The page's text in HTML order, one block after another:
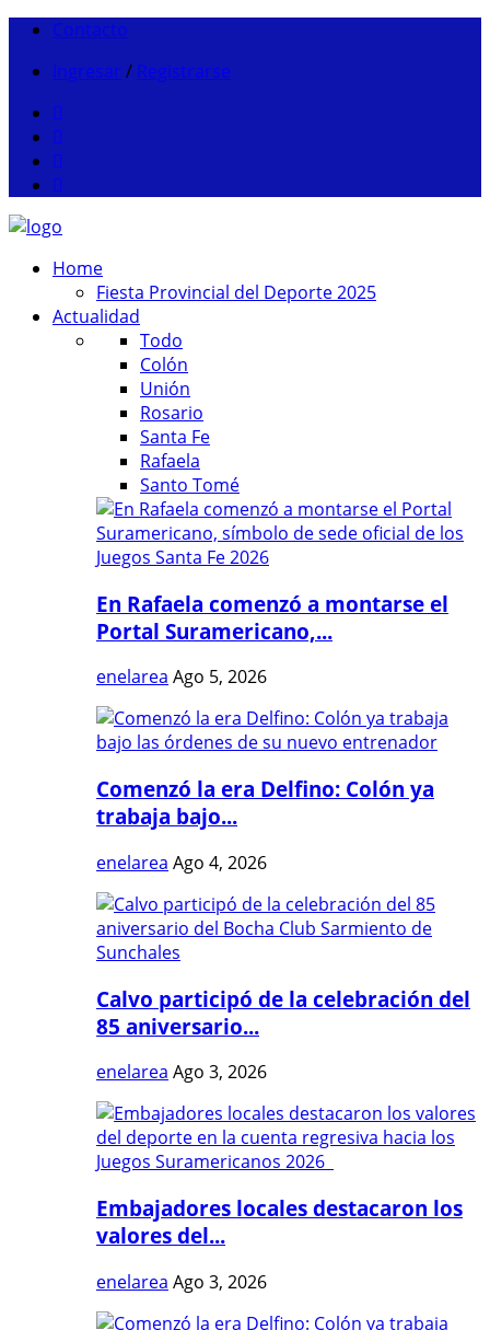
Contacto
Ingresar / Registrarse
Home
Fiesta Provincial del Deporte 2025
Actualidad
Todo
Colón
Unión
Rosario
Santa Fe
Rafaela
Santo Tomé
En Rafaela comenzó a montarse el
Portal Suramericano,...
enelarea Ago 5, 2026
Comenzó la era Delfino: Colón ya
trabaja bajo...
enelarea Ago 4, 2026
Calvo participó de la celebración del
85 aniversario...
enelarea Ago 3, 2026
Embajadores locales destacaron los
valores del...
enelarea Ago 3, 2026